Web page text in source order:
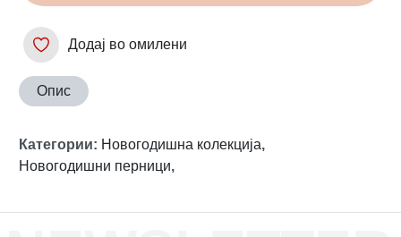
Додај во омилени
Опис
Категории: Новогодишна колекција,
Новогодишни перници,